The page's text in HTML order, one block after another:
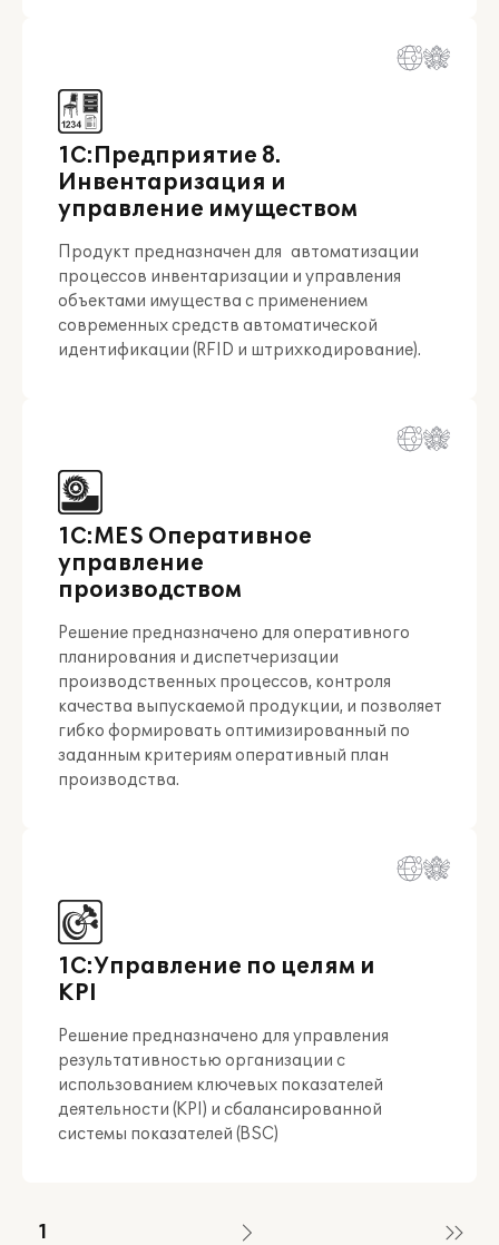
1С:Предприятие 8.
Инвентаризация и
управление имуществом
Продукт предназначен для автоматизации
процессов инвентаризации и управления
объектами имущества с применением
современных средств автоматической
идентификации (RFID и штрихкодирование).
1С:MES Оперативное
управление
производством
Решение предназначено для оперативного
планирования и диспетчеризации
производственных процессов, контроля
качества выпускаемой продукции, и позволяет
гибко формировать оптимизированный по
заданным критериям оперативный план
производства.
1С:Управление по целям и
KPI
Решение предназначено для управления
результативностью организации с
использованием ключевых показателей
деятельности (KPI) и сбалансированной
системы показателей (BSC)
1